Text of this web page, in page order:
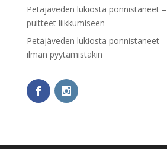
Petäjäveden lukiosta ponnistaneet
puitteet liikkumiseen
Petäjäveden lukiosta ponnistaneet
ilman pyytämistäkin